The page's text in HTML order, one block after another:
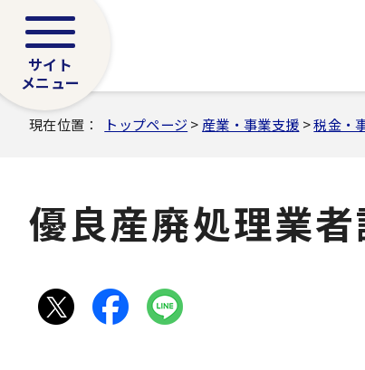
サイト
メニュー
現在位置： トップページ > 産業・事業支援 >税金・
優良産廃処理業